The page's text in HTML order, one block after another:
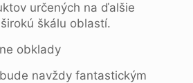
určených na ďalšie
škálu oblastí.
obklady
navždy fantastickým